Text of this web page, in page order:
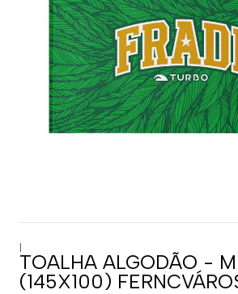
|
TOALHA ALGODÃO -
(145X100)